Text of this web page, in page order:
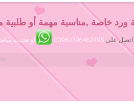
خاصة ,مناسبة مهمة أو طلبية
اتصل على 00962796462495 او تحدث